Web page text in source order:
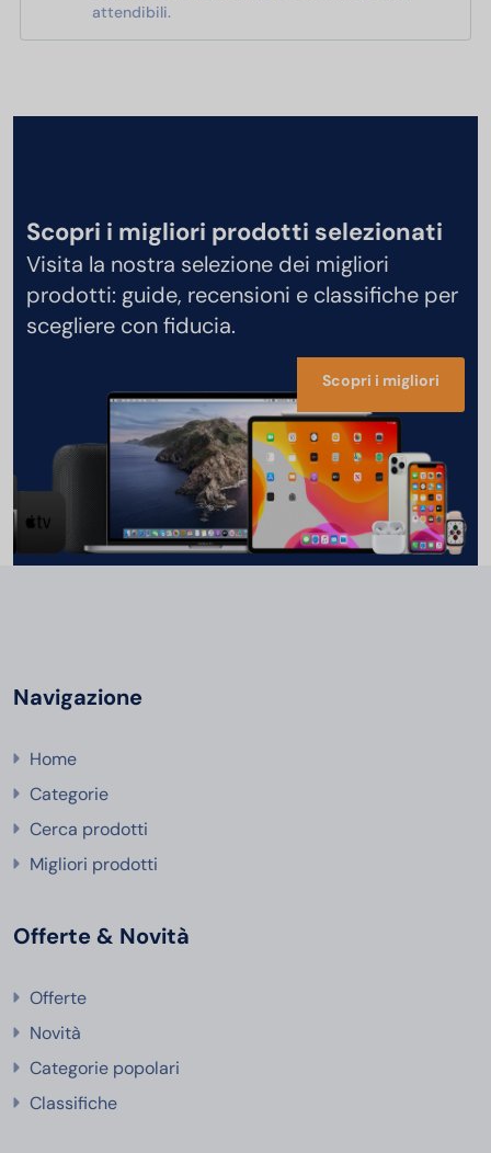
attendibili.
Scopri i migliori prodotti selezionati
Visita la nostra selezione dei migliori
prodotti: guide, recensioni e classifiche per
scegliere con fiducia.
Scopri i migliori
Navigazione
Home
Categorie
Cerca prodotti
Migliori prodotti
Offerte & Novità
Offerte
Novità
Categorie popolari
Classifiche